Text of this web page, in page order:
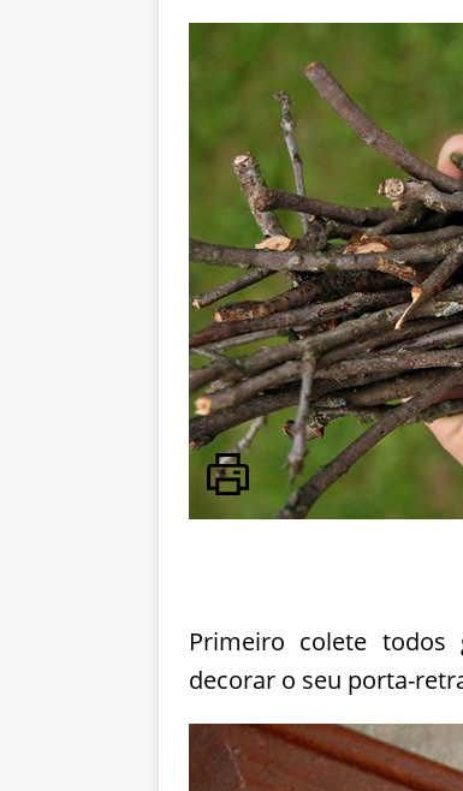
Primeiro colete
decorar o seu porta-